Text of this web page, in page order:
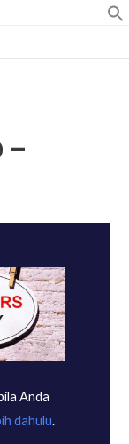
–
Anda
dahulu.